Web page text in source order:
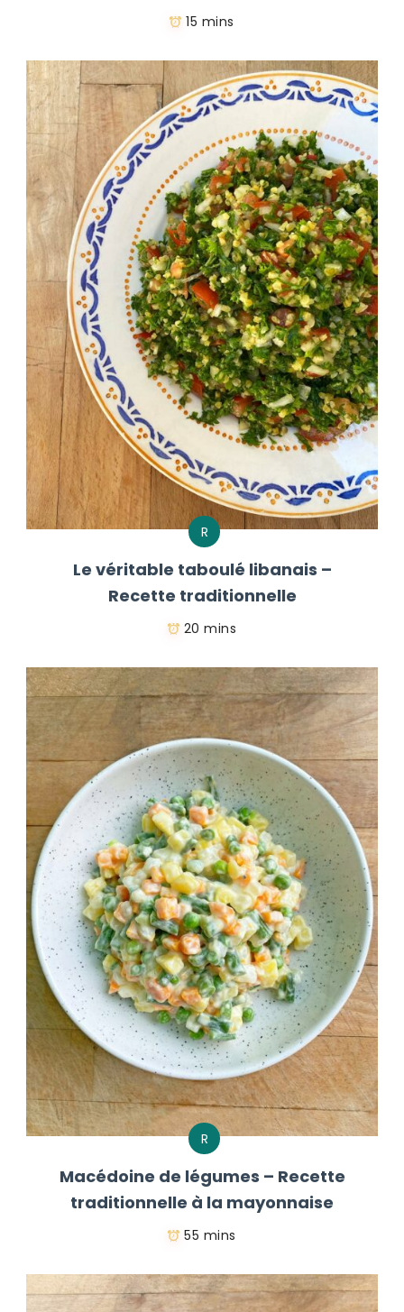
15 mins
R
Le véritable taboulé libanais –
Recette traditionnelle
20 mins
R
Macédoine de légumes – Recette
traditionnelle à la mayonnaise
55 mins